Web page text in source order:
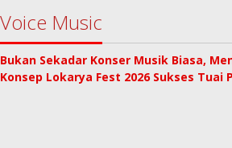
Voice Music
Bukan Sekadar Konser Musik Biasa,
Konsep Lokarya Fest 2026 Sukses Tuai